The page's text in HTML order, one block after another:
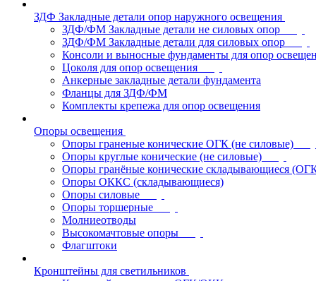
ЗДФ Закладные детали опор наружного освещения
ЗДФ/ФМ Закладные детали не силовых опор
ЗДФ/ФМ Закладные детали для силовых опор
Консоли и выносные фундаменты для опор
Цоколя для опор освещения
Анкерные закладные детали фундамента
Фланцы для ЗДФ/ФМ
Комплекты крепежа для опор освещения
Опоры освещения
Опоры граненые конические ОГК (не силовые)
Опоры круглые конические (не силовые)
Опоры гранёные конические складывающиеся
Опоры ОККС (складывающиеся)
Опоры силовые
Опоры торшерные
Молниеотводы
Высокомачтовые опоры
Флагштоки
Кронштейны для светильников